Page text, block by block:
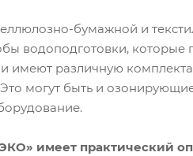
бумажной и
водоподготовки,
имеют различную
могут быть и
имеет практический